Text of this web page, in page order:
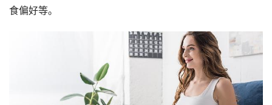
食偏好等。